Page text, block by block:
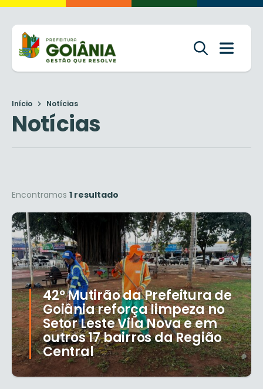
Início Notícias
Notícias
Encontramos 1 resultado
42º Mutirão da Prefeitura de
Goiânia reforça limpeza no
Setor Leste Vila Nova e em
outros 17 bairros da Região
Central